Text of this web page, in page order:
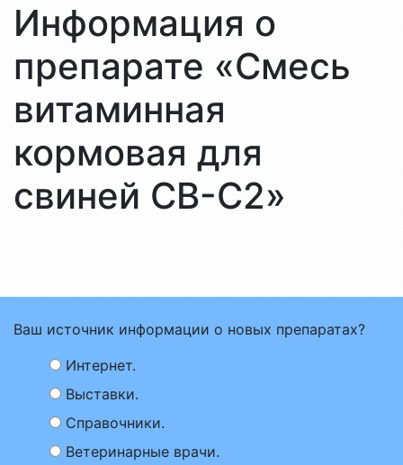
Информация о
препарате «Смесь
витаминная
кормовая для
свиней СВ-С2»
Ваш источник информации о новых препаратах?
Интернет.
Выставки.
Справочники.
Ветеринарные врачи.